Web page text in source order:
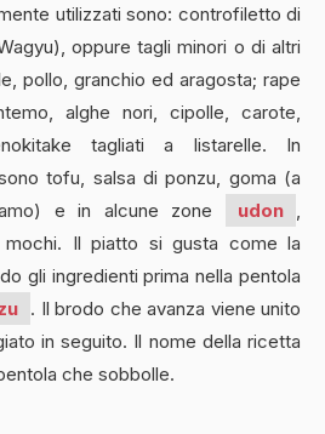
utilizzati sono: controfiletto di
oppure tagli minori o di altri
pollo, granchio ed aragosta; rape
alghe nori, cipolle, carote,
tagliati a listarelle. In
tofu, salsa di ponzu, goma (a
e in alcune zone
udon
mochi. Il piatto si gusta come la
gli ingredienti prima nella pentola
. Il brodo che avanza viene unito
in seguito. Il nome della ricetta
che sobbolle.